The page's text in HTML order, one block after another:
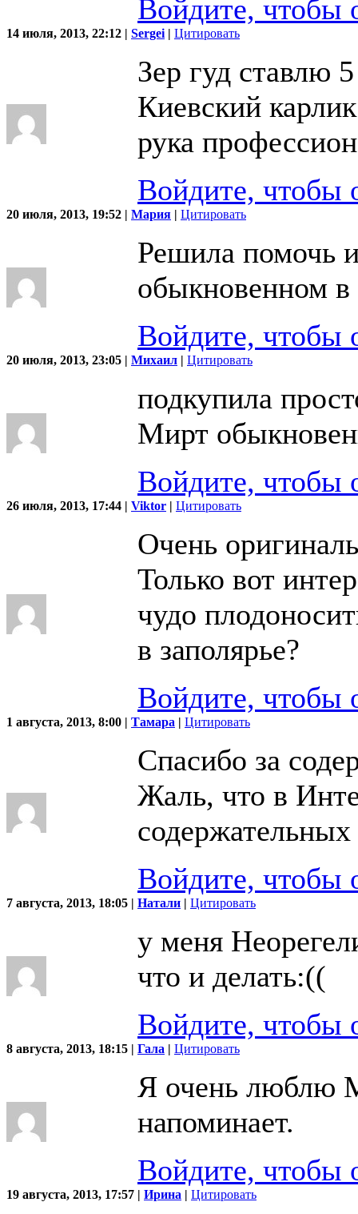
Войдите, чтобы
14 июля, 2013, 22:12 | Sergei | Цитировать
Зер гуд ставлю
Киевский
рука
Войдите, чтобы
20 июля, 2013, 19:52 | Мария | Цитировать
Решила помочь
обыкновенном
Войдите, чтобы
20 июля, 2013, 23:05 | Михаил | Цитировать
подкупила
Мирт
Войдите, чтобы
26 июля, 2013, 17:44 | Viktor | Цитировать
Очень
Только вот
чудо
в заполярье?
Войдите, чтобы
1 августа, 2013, 8:00 | Тамара | Цитировать
Спасибо за
Жаль, что в
Войдите, чтобы
7 августа, 2013, 18:05 | Натали | Цитировать
у меня
что и делать:((
Войдите, чтобы
8 августа, 2013, 18:15 | Гала | Цитировать
Я очень люблю
напоминает.
Войдите, чтобы
19 августа, 2013, 17:57 | Ирина | Цитировать